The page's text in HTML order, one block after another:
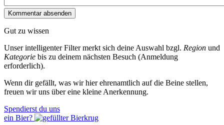
Gut zu wissen
Unser intelligenter Filter merkt sich deine Auswahl bzgl. Region und
Kategorie bis zu deinem nächsten Besuch (Anmeldung
erforderlich).
Wenn dir gefällt, was wir hier ehrenamtlich auf die Beine stellen,
freuen wir uns über eine kleine Anerkennung.
Spendierst du uns
ein Bier?